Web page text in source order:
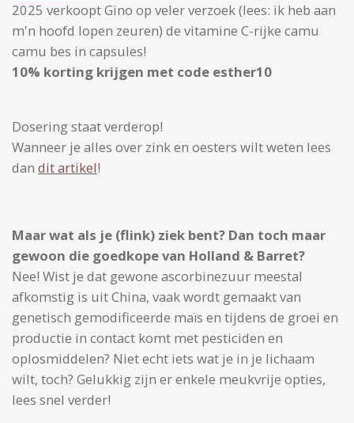
2025 verkoopt Gino op veler verzoek (lees: ik heb aan
m'n hoofd lopen zeuren) de vitamine C-rijke camu
camu bes in capsules!
10% korting krijgen met code esther10
Dosering staat verderop!
Wanneer je alles over zink en oesters wilt weten lees
dan dit artikel!
Maar wat als je (flink) ziek bent? Dan toch maar
gewoon die goedkope van Holland & Barret?
Nee! Wist je dat gewone ascorbinezuur meestal
afkomstig is uit China, vaak wordt gemaakt van
genetisch gemodificeerde maïs en tijdens de groei en
productie in contact komt met pesticiden en
oplosmiddelen? Niet echt iets wat je in je lichaam
wilt, toch? Gelukkig zijn er enkele meukvrije opties,
lees snel verder!